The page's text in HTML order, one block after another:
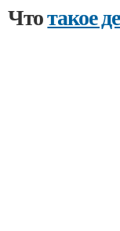
Чтотакое